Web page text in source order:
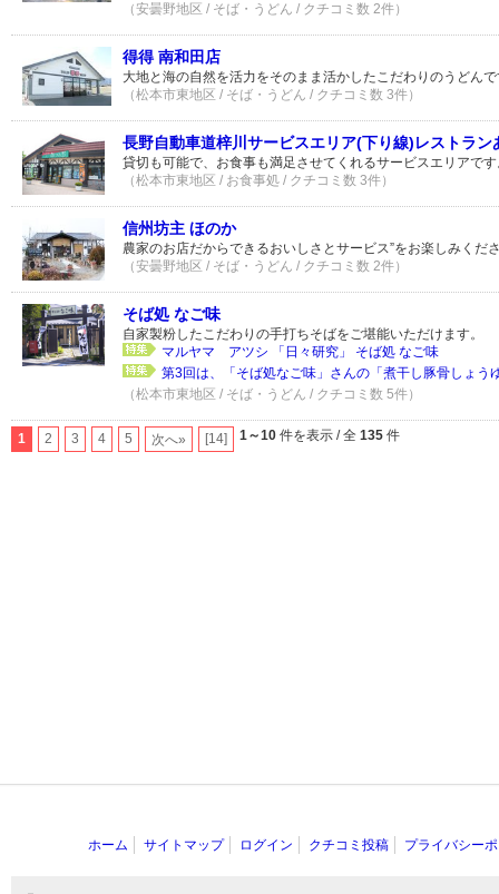
（安曇野地区 / そば・うどん / クチコミ数 2件）
得得 南和田店
大地と海の自然を活力をそのまま活かしたこだわりのうどん
（松本市東地区 / そば・うどん / クチコミ数 3件）
長野自動車道梓川サービスエリア(下り線)レストラン
貸切も可能で、お食事も満足させてくれるサービスエリアで
（松本市東地区 / お食事処 / クチコミ数 3件）
信州坊主 ほのか
農家のお店だからできるおいしさとサービス”をお楽しみくだ
（安曇野地区 / そば・うどん / クチコミ数 2件）
そば処 なご味
自家製粉したこだわりの手打ちそばをご堪能いただけます。
マルヤマ アツシ 「日々研究」 そば処 なご味
第3回は、「そば処なご味」さんの「煮干し豚骨しょう
（松本市東地区 / そば・うどん / クチコミ数 5件）
1 2 3 4 5 次へ» [14] 1～10 件を表示 / 全 135 件
ホーム サイトマップ ログイン クチコミ投稿 プライバシー